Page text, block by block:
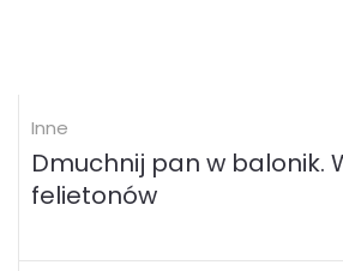
Inne
Dmuchnij pan w balonik.
felietonów